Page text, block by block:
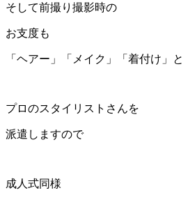
そして前撮り撮影時の
お支度も
「ヘアー」「メイク」「着付け」と
プロのスタイリストさんを
派遣しますので
成人式同様